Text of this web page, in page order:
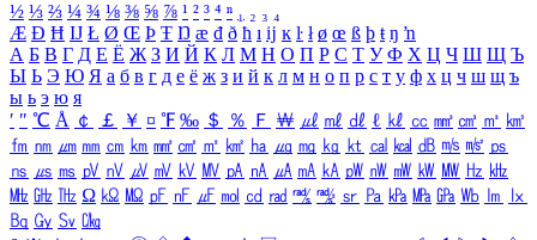
½ ⅓ ⅔ ¼ ¾ ⅛ ⅜ ⅝ ⅞ ¹ ² ³ ⁴ ⁿ ₁ ₂ ₃ ₄
Æ Ð Ħ Ĳ Ł Ø Œ Þ Ŧ Ŋ æ đ ð ħ ı ĳ ĸ ŀ ł ø œ ß þ ŧ ŋ ŉ
А Б В Г Д Е Ё Ж З И Й К Л М Н О П Р С Т У Ф Х Ц Ч Ш Щ Ъ
Ы Ь Э Ю Я а б в г д е ё ж з и й к л м н о п р с т у ф х ц ч ш щ ъ
ы ь э ю я
′ ″ ℃ Å ￠ ￡ ￥ ¤ ℉ ‰ ＄ ％ Ｆ ￦ ㎕ ㎖ ㎗ ℓ ㎘ ㏄ ㎣ ㎤ ㎥ ㎦
㎙ ㎚ ㎛ ㎜ ㎝ ㎞ ㎟ ㎠ ㎡ ㎢ ㏊ ㎍ ㎎ ㎏ ㏏ ㎈ ㎉ ㏈ ㎧ ㎨ ㎰
㎱ ㎲ ㎳ ㎴ ㎵ ㎶ ㎷ ㎸ ㎹ ㎀ ㎁ ㎂ ㎃ ㎄ ㎺ ㎻ ㎽ ㎾ ㎿ ㎐ ㎑
㎒ ㎓ ㎔ Ω ㏀ ㏁ ㎊ ㎋ ㎌ ㏖ ㏅ ㎭ ㎮ ㎯ ㏛ ㎩ ㎪ ㎫ ㎬ ㏝ ㏐
㏓
㏃ ㏉ ㏜ ㏆